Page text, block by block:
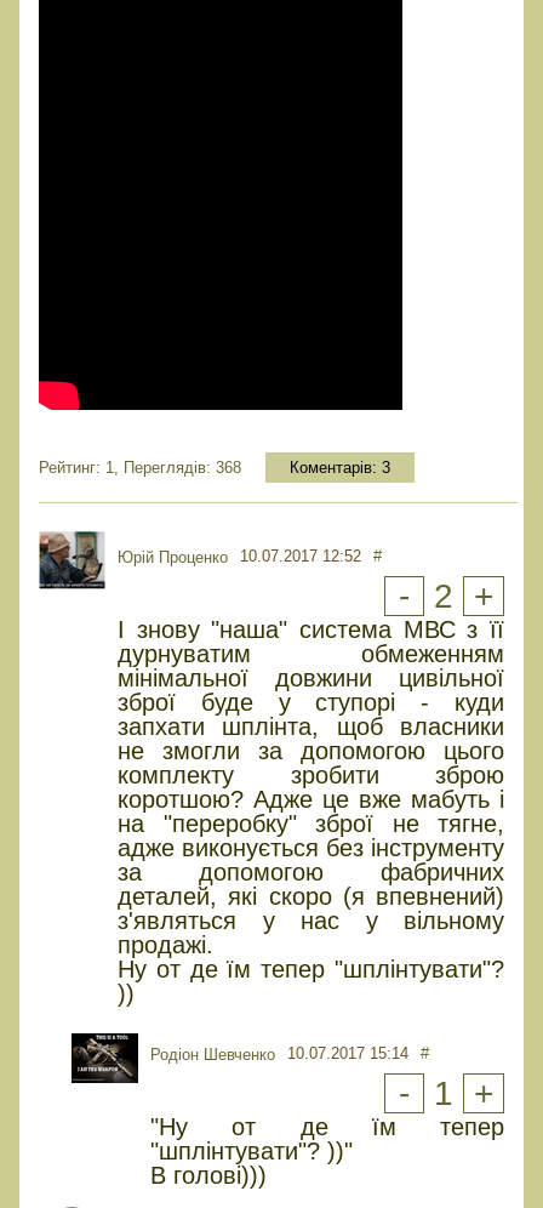
Рейтинг: 1, Переглядів: 368 Коментарів: 3
Юрiй Проценко 10.07.2017 12:52 #
- 2 +
І знову "наша" система МВС з її
дурнуватим обмеженням
мінімальної довжини цивільної
зброї буде у ступорі - куди
запхати шплінта, щоб власники
не змогли за допомогою цього
комплекту зробити зброю
коротшою? Адже це вже мабуть і
на "переробку" зброї не тягне,
адже виконується без інструменту
за допомогою фабричних
деталей, які скоро (я впевнений)
з'являться у нас у вільному
продажі.
Ну от де їм тепер "шплінтувати"?
))
Родіон Шевченко 10.07.2017 15:14 #
- 1 +
"Ну от де їм тепер
"шплінтувати"? ))"
В голові)))